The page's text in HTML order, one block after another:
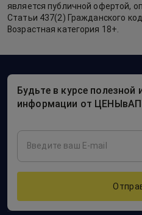
является публичной офертой,
Статьи 437(2) Гражданского
Возрастная категория 18+.
Будьте в курсе полезной
информации от